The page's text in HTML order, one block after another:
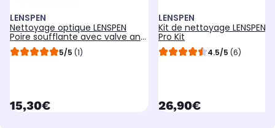
LENSPEN
Nettoyage optique LENSPEN
Poire soufflante avec valve anti
retour 5/5 (1)
currentPrice
15,30€
LENSPEN
Kit de nettoyage LENSPEN
Pro Kit
4.5/5 (6)
currentPrice
26,90€